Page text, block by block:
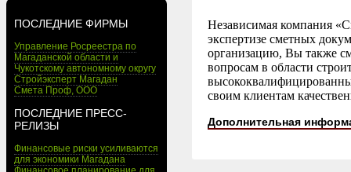
ПОСЛЕДНИЕ ФИРМЫ
Управление Росреестра по
Магаданской области и
Чукотскому автономному округу
Стройэксперт Магадан
Смета Проф, ООО
ПОСЛЕДНИЕ ПРЕСС-
РЕЛИЗЫ
Финансовые риски усиливаются
для экономики Магадана
Независимая компания
экспертизе сметных
организацию, Вы также
вопросам в области
своим клиентам
Дополнительная